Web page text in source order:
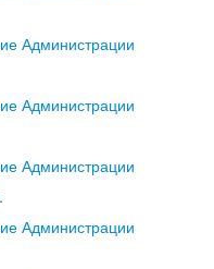
Администрации
Администрации
Администрации
Администрации